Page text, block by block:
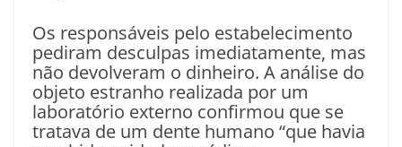
Os responsáveis pelo estabelecimento
pediram desculpas imediatamente, mas
não devolveram o dinheiro. A análise do
objeto estranho realizada por um
laboratório externo confirmou que se
tratava de um dente humano “que havia